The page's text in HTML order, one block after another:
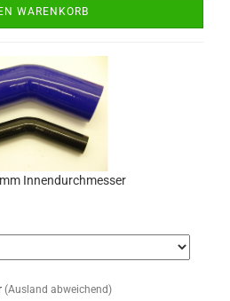
WARENKORB
Innendurchmesser
(Ausland abweichend)